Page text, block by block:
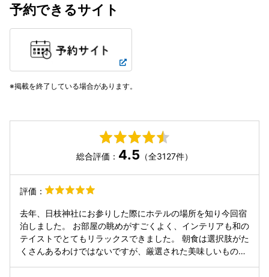
予約できるサイト
掲載を終了している場合があります。
総合評価： 4.5 （全3127件）
評価：
去年、日枝神社にお参りした際にホテルの場所を知り今回宿
泊しました。 お部屋の眺めがすごくよく、インテリアも和の
テイストでとてもリラックスできました。 朝食は選択肢がた
くさんあるわけではないですが、厳選された美味しいものば